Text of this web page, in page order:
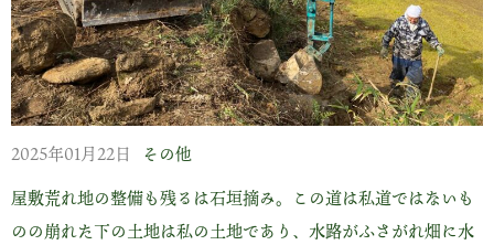
方言の『ししゅうか』、当然『可愛い』を含んでいますが、目
がパッチリ 鼻筋シュッの赤ちゃんには使いません。 可愛いで
は尽くせない深～い意味が含まれています。
凜太郎のために有るような言葉です。 めろめろ めろめろ…
2025年01月22日
その他
屋敷荒れ地の整備も残るは石垣摘み。この道は私道ではないも
のの崩れた下の土地は私の土地であり、水路がふさがれ畑に水